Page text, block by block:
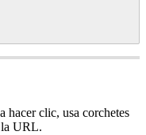
hacer clic, usa corchetes
la URL.